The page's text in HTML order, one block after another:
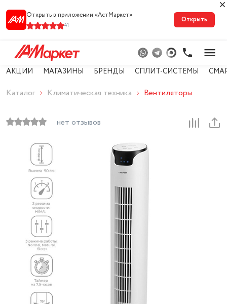
Открыть в приложении «АстМарке‪т‬»
41
Открыть
АКЦИИ МАГАЗИНЫ БРЕНДЫ СПЛИТ-СИСТЕМЫ
Каталог Климатическая техника Вентиляторы
нет отзывов